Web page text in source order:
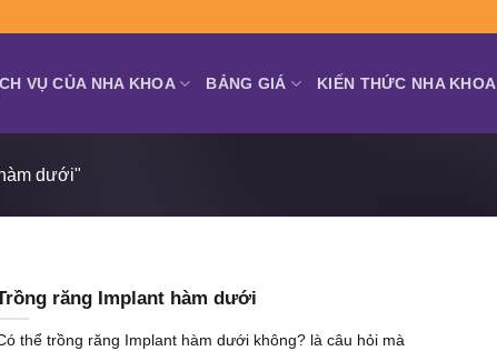
VỤ CỦA NHA KHOA BẢNG GIÁ KIẾN THỨC NHA KHOA
dưới"
răng Implant hàm dưới
thể trồng răng Implant hàm dưới không? là câu hỏi mà